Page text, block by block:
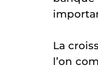
La
l’on